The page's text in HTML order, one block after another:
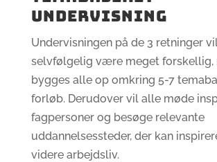
UNDERVISNING
Undervisningen på de 3 retninger
selvfølgelig være meget forskellig,
bygges alle op omkring 5-7
forløb. Derudover vil alle møde
fagpersoner og besøge relevante
uddannelsessteder, der kan
videre arbejdsliv.